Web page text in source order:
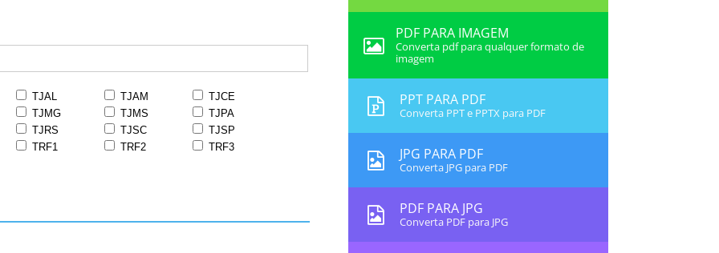
TJAL TJAM
TJCE
TJMG TJMS
TJPA
TJRS TJSC
TJSP
TRF1 TRF2
TRF3
PDF PARA IMAGEM
Converta pdf para qualquer formato de
imagem
PPT PARA PDF
Converta PPT e PPTX para PDF
JPG PARA PDF
Converta JPG para PDF
PDF PARA JPG
Converta PDF para JPG